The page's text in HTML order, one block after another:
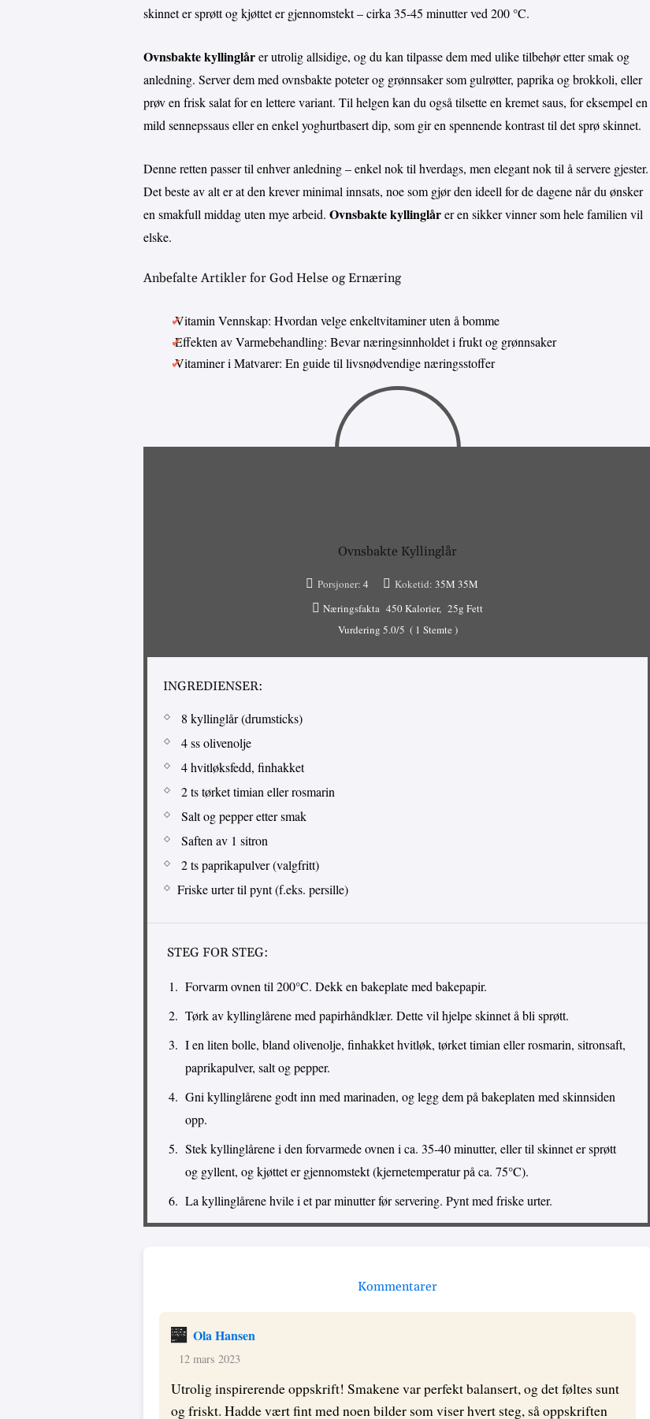
skinnet er sprøtt og kjøttet er gjennomstekt – cirka 35-45 minutter ved 200 °C.
Ovnsbakte kyllinglårer utrolig allsidige, og du kan tilpasse dem med ulike tilbehør etter smak og
anledning. Server dem med ovnsbakte poteter og grønnsaker som gulrøtter, paprika og brokkoli, eller
prøv en frisk salat for en lettere variant. Til helgen kan du også tilsette en kremet saus, for eksempel en
mild sennepssaus eller en enkel yoghurtbasert dip, som gir en spennende kontrast til det sprø skinnet.
Denne retten passer til enhver anledning – enkel nok til hverdags, men elegant nok til å servere gjester.
Det beste av alt er at den krever minimal innsats, noe som gjør den ideell for de dagene når du ønsker
en smakfull middag uten mye arbeid. Ovnsbakte kyllinglårer en sikker vinner som hele familien vil
elske.
Anbefalte Artikler for God Helse og Ernæring
Vitamin Vennskap: Hvordan velge enkeltvitaminer uten å bomme
Effekten av Varmebehandling: Bevar næringsinnholdet i frukt og grønnsaker
Vitaminer i Matvarer: En guide til livsnødvendige næringsstoffer
Ovnsbakte Kyllinglår
Porsjoner: 4 Koketid: 35M 35M
Næringsfakta 450 Kalorier
25g Fett
Vurdering 5.0/5 ( 1 Stemte )
INGREDIENSER:
8 kyllinglår (drumsticks)
4 ss olivenolje
4 hvitløksfedd, finhakket
2 ts tørket timian eller rosmarin
Salt og pepper etter smak
Saften av 1 sitron
2 ts paprikapulver (valgfritt)
Friske urter til pynt (f.eks. persille)
STEG FOR STEG:
Forvarm ovnen til 200°C. Dekk en bakeplate med bakepapir.
Tørk av kyllinglårene med papirhåndklær. Dette vil hjelpe skinnet å bli sprøtt.
I en liten bolle, bland olivenolje, finhakket hvitløk, tørket timian eller rosmarin, sitronsaft,
paprikapulver, salt og pepper.
Gni kyllinglårene godt inn med marinaden, og legg dem på bakeplaten med skinnsiden
opp.
Stek kyllinglårene i den forvarmede ovnen i ca. 35-40 minutter, eller til skinnet er sprøtt
og gyllent, og kjøttet er gjennomstekt (kjernetemperatur på ca. 75°C).
La kyllinglårene hvile i et par minutter før servering. Pynt med friske urter.
Kommentarer
Ola Hansen
12 mars 2023
Utrolig inspirerende oppskrift! Smakene var perfekt balansert, og det føltes sunt
og friskt. Hadde vært fint med noen bilder som viser hvert steg, så oppskriften